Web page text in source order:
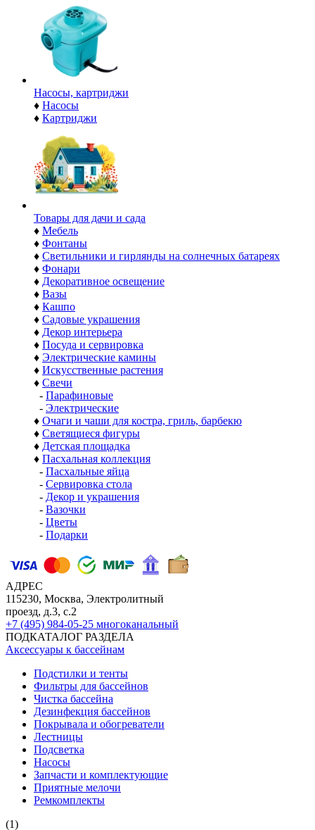
Насосы, картриджи
♦ Насосы
♦ Картриджи
Товары для дачи и сада
♦ Мебель
♦ Фонтаны
♦ Светильники и гирлянды на солнечных батареях
♦ Фонари
♦ Декоративное освещение
♦ Вазы
♦ Кашпо
♦ Садовые украшения
♦ Декор интерьера
♦ Посуда и сервировка
♦ Электрические камины
♦ Искусственные растения
♦ Свечи
- Парафиновые
- Электрические
♦ Очаги и чаши для костра, гриль, барбекю
♦ Светящиеся фигуры
♦ Детская площадка
♦ Пасхальная коллекция
- Пасхальные яйца
- Сервировка стола
- Декор и украшения
- Вазочки
- Цветы
- Подарки
АДРЕС
115230, Москва, Электролитный
проезд, д.3, с.2
+7 (495) 984-05-25 многоканальный
ПОДКАТАЛОГ РАЗДЕЛА
Аксессуары к бассейнам
Подстилки и тенты
Фильтры для бассейнов
Чистка бассейна
Дезинфекция бассейнов
Покрывала и обогреватели
Лестницы
Подсветка
Насосы
Запчасти и комплектующие
Приятные мелочи
Ремкомплекты
(1)